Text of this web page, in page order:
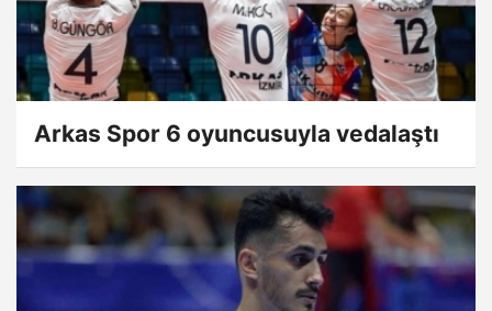
Arkas Spor 6 oyuncusuyla vedalaştı